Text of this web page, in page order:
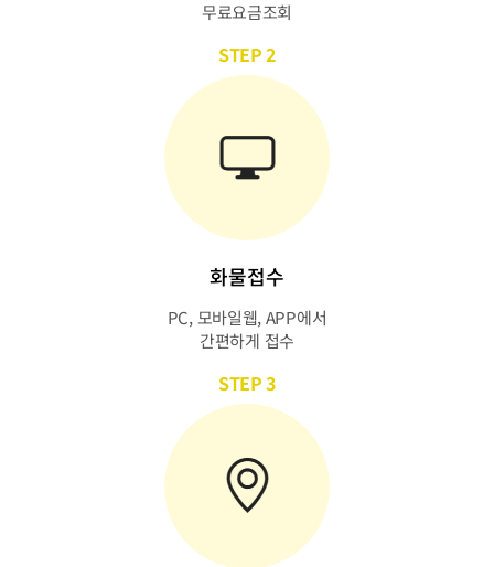
무료요금조회
STEP 2
화물접수
PC, 모바일웹, APP에서
간편하게 접수
STEP 3